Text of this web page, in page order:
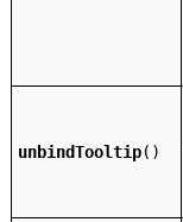
unbindTooltip()